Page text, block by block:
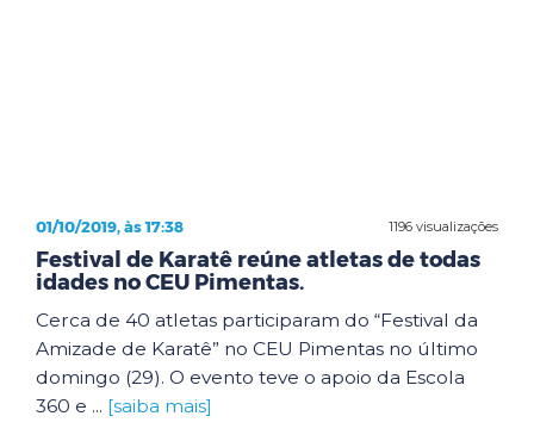
1196 visualizações
01/10/2019, às 17:38
Festival de Karatê reúne atletas de todas
idades no CEU Pimentas.
Cerca de 40 atletas participaram do “Festival da
Amizade de Karatê” no CEU Pimentas no último
domingo (29). O evento teve o apoio da Escola
360 e ... [saiba mais]